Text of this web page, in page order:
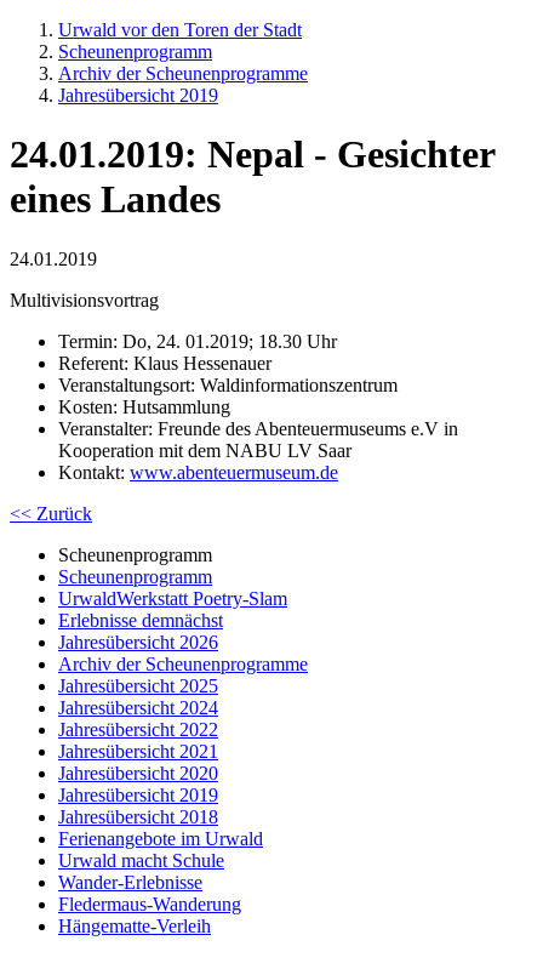
Urwald vor den Toren der Stadt
Scheunenprogramm
Archiv der Scheunenprogramme
Jahresübersicht 2019
24.01.2019: Nepal - Gesichter
eines Landes
24.01.2019
Multivisionsvortrag
Termin: Do, 24. 01.2019; 18.30 Uhr
Referent: Klaus Hessenauer
Veranstaltungsort: Waldinformationszentrum
Kosten: Hutsammlung
Veranstalter: Freunde des Abenteuermuseums e.V in
Kooperation mit dem NABU LV Saar
Kontakt: www.abenteuermuseum.de
<< Zurück
Scheunenprogramm
Scheunenprogramm
UrwaldWerkstatt Poetry-Slam
Erlebnisse demnächst
Jahresübersicht 2026
Archiv der Scheunenprogramme
Jahresübersicht 2025
Jahresübersicht 2024
Jahresübersicht 2022
Jahresübersicht 2021
Jahresübersicht 2020
Jahresübersicht 2019
Jahresübersicht 2018
Ferienangebote im Urwald
Urwald macht Schule
Wander-Erlebnisse
Fledermaus-Wanderung
Hängematte-Verleih